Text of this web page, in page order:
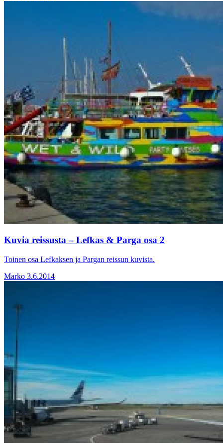
Kuvia reissusta – Lefkas & Parga osa 2
Toinen osa Lefkaksen ja Pargan reissun kuvista.
Marko 3.6.2014